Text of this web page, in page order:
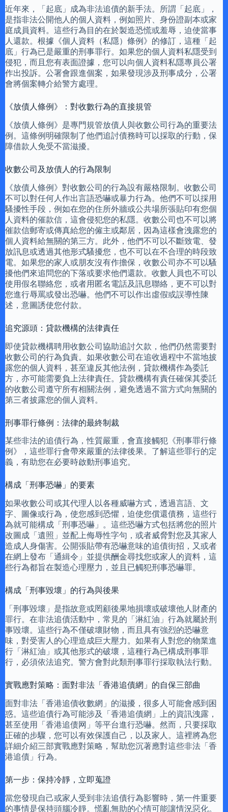
近年來，「起底」成為非法追債的新手法。所謂「起底」，
是指非法公開他人的個人資料，例如照片、身份證副本或家
庭成員資料。這些行為目的在於製造恐慌或羞辱，迫使當事
人還款。根據《個人資料（私隱）條例》的修訂，這種「起
底」行為已是嚴重的刑事罪行。如果您的個人資料私隱受到
侵犯，而且您有表面證據，您可以向個人資料私隱專員公署
作出投訴。公署會跟進個案，如果發現涉及刑事成分，公署
會將個案轉介給警方處理。
《放債人條例》：對收數行為的直接規管
《放債人條例》是專門規管放債人與收數公司行為的重要法
例。這條例明確限制了他們追討債務時可以採取的行動，保
障借款人免受不當滋擾。
收數公司及放債人的行為限制
《放債人條例》對收數公司的行為設有嚴格限制。收數公司
不可以對任何人作出言語恐嚇或暴力行為。他們不可以採用
騷擾性手段，例如在您的住所外牆或公共場所張貼印有您個
人資料的催款信，這會侵犯您的私隱。收數公司也不可以將
催款信郵寄或傳真給您的僱主或鄰居，因為這樣會洩露您的
個人資料給無關的第三方。此外，他們不可以不斷致電、發
放訊息或透過其他形式騷擾您，也不可以在不合理的時段致
電。如果您的家人或朋友沒有作擔保，收數公司亦不可以騷
擾他們來追問您的下落或要求他們還款。收數人員也不可以
使用假名聯絡您，或者用匿名電話及訊息聯絡，更不可以對
您進行辱罵或發出恐嚇。他們不可以作出虛假或誤導性陳
述，意圖誘使您付款。
追究源頭：貸款機構的法律責任
即使貸款機構聘用收數公司協助追討欠款，他們仍然需要對
收數公司的行為負責。如果收數公司在追收過程中不當地披
露您的個人資料，甚至違反其他法例，貸款機構作為委託
方，亦可能需要負上法律責任。貸款機構有責任確保其委託
的收數公司遵守所有相關法例，避免透過不當方式向無關的
第三者披露您的個人資料。
刑事罪行條例：法律的最終制裁
某些非法的追債行為，性質嚴重，會直接觸犯《刑事罪行條
例》，這些罪行會帶來嚴重的法律後果。了解這些罪行的定
義，有助您在必要時啟動刑事追究。
構成「刑事恐嚇」的要素
如果收數公司或其代理人以各種威嚇方式，透過言語、文
字、圖像或行為，使您感到恐懼，迫使您償還債務，這些行
為就可能構成「刑事恐嚇」。這些恐嚇方式包括將您的照片
改圖成「遺照」並配上侮辱性字句，或者威脅對您及其家人
造成人身傷害。公開張貼帶有恐嚇意味的追債街招，又或者
在網上發布「通緝令」並提供酬金尋找您或家人的資料，這
些行為都旨在製造心理壓力，並且已觸犯刑事恐嚇罪。
構成「刑事毀壞」的行為與後果
「刑事毀壞」是指故意或罔顧後果地損壞或破壞他人財產的
罪行。在非法追債活動中，常見的「淋紅油」行為就屬於刑
事毀壞。這些行為不僅破壞財物，而且具有強烈的恐嚇意
味，對受害人的心理造成巨大壓力。如果有人對您的物業進
行「淋紅油」或其他形式的破壞，這種行為已構成刑事罪
行，必須依法追究。警方會對此類刑事罪行採取執法行動。
實戰應對策略：面對非法「香港追債網」的自保三部曲
面對非法「香港追債收數網」的滋擾，很多人可能會感到困
惑。這些追債行為可能涉及「香港追債網」上的資訊洩露，
甚至使用「香港追债网」等平台進行恐嚇。然而，只要採取
正確的步驟，您可以有效保護自己，以及家人。這裡將為您
詳細介紹三部實戰應對策略，幫助您沉著應對這些非法「香
港追債」行為。
第一步：保持冷靜，立即蒐證
當您發現自己或家人受到非法追債行為影響時，第一件重要
的事情是保持頭腦冷靜。慌亂無助的心情可能讓情況惡化。